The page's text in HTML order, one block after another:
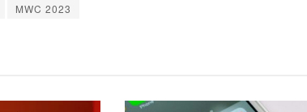
MWC 2023